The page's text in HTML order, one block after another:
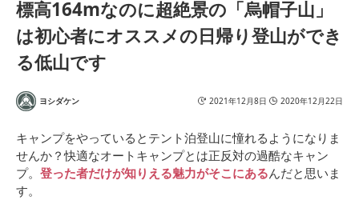
標高164mなのに超絶景の「烏帽子山」
は初心者にオススメの日帰り登山ができ
る低山です
ヨシダケン 2021年12月8日 2020年12月22日
キャンプをやっているとテント泊登山に憧れるようになりま
せんか？快適なオートキャンプとは正反対の過酷なキャン
プ。 登った者だけが知りえる魅力がそこにあるんだと思いま
す。